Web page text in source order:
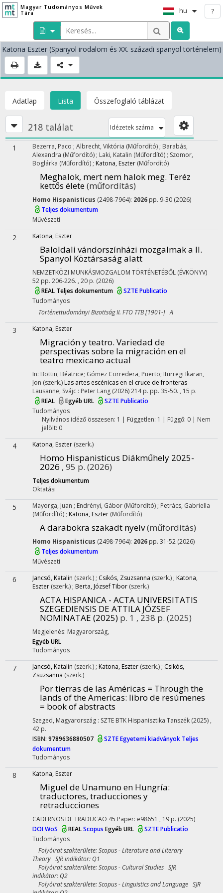
Magyar Tudományos Művek
Tára
hu ?
Katona Eszter (Spanyol irodalom és XX. századi spanyol történelem)
Adatlap Lista Összefoglaló táblázat
218 találat Idézetek száma
1 Bezerra, Paco ; Albrecht, Viktória (Műfordító) ; Barabás,
Alexandra (Műfordító) ; Laki, Katalin (Műfordító) ; Szomor,
Boglárka (Műfordító) ; Katona, Eszter (Műfordító)
Meghalok, mert nem halok meg. Teréz
kettős élete(műfordítás)
Homo Hispanisticus (2498-7964): 2026 pp. 9-30 (2026)
Teljes dokumentum
Művészeti
2 Katona, Eszter
Baloldali vándorszínházi mozgalmak a II.
Spanyol Köztársaság alatt
NEMZETKÖZI MUNKÁSMOZGALOM TÖRTÉNETÉBŐL (ÉVKÖNYV)
52 pp. 206-226. , 20 p. (2026)
REAL Teljes dokumentum
SZTE Publicatio
Tudományos
Történettudományi Bizottság II. FTO TTB [1901-] A
3 Katona, Eszter
Migración y teatro. Variedad de
perspectivas sobre la migración en el
teatro mexicano actual
In: Bottin, Béatrice; Gómez Corredera, Puerto; Iturregi Ikaran,
Jon (szerk.) Las artes escénicas en el cruce de fronteras
Lausanne, Svájc : Peter Lang (2026)214 p. pp. 35-50. , 15 p.
REAL
Egyéb URL
SZTE Publicatio
Tudományos
Nyilvános idéző összesen: 1 | Független: 1 | Függő: 0 | Nem
jelölt: 0
4 Katona, Eszter (szerk.)
Homo Hispanisticus Diákműhely 2025-
2026 , 95 p. (2026)
Teljes dokumentum
Oktatási
5 Mayorga, Juan ; Endrényi, Gábor (Műfordító) ; Petrács, Gabriella
(Műfordító) ; Katona, Eszter (Műfordító)
A darabokra szakadt nyelv(műfordítás)
Homo Hispanisticus (2498-7964): 2026 pp. 31-52 (2026)
Teljes dokumentum
Művészeti
6 Jancsó, Katalin (szerk.) ; Csikós, Zsuzsanna (szerk.) ; Katona,
Eszter (szerk.) ; Berta, József Tibor (szerk.)
ACTA HISPANICA - ACTA UNIVERSITATIS
SZEGEDIENSIS DE ATTILA JÓZSEF
NOMINATAE (2025) p. 1 , 238 p. (2025)
Megjelenés: Magyarország,
Egyéb URL
Tudományos
7 Jancsó, Katalin (szerk.) ; Katona, Eszter (szerk.) ; Csikós,
Zsuzsanna (szerk.)
Por tierras de las Américas = Through the
lands of the Americas: libro de resúmenes
= book of abstracts
Szeged, Magyarország : SZTE BTK Hispanisztika Tanszék (2025) ,
42 p.
ISBN: 9789636880507 SZTE Egyetemi kiadványok Teljes
dokumentum
Tudományos
8 Katona, Eszter
Miguel de Unamuno en Hungría:
traductores, traducciones y
retraducciones
CADERNOS DE TRADUCAO 45 Paper: e98651 , 19 p. (2025)
DOIWoS REALScopus Egyéb URL
SZTE Publicatio
Tudományos
Folyóirat szakterülete: Scopus - Literature and Literary
Theory SJR indikátor: Q1
Folyóirat szakterülete: Scopus - Cultural Studies SJR
indikátor: Q2
Folyóirat szakterülete: Scopus - Linguistics and Language SJR